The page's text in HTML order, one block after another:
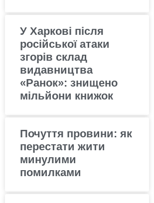
У Харкові після
російської атаки
згорів склад
видавництва
«Ранок»: знищено
мільйони книжок
Почуття провини: як
перестати жити
минулими
помилками